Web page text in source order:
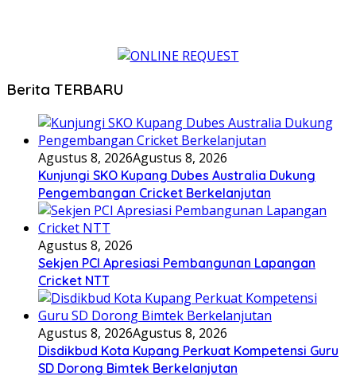
Berita TERBARU
Agustus 8, 2026Agustus 8, 2026
Kunjungi SKO Kupang Dubes Australia Dukung
Pengembangan Cricket Berkelanjutan
Agustus 8, 2026
Sekjen PCI Apresiasi Pembangunan Lapangan
Cricket NTT
Agustus 8, 2026Agustus 8, 2026
Disdikbud Kota Kupang Perkuat Kompetensi Guru
SD Dorong Bimtek Berkelanjutan